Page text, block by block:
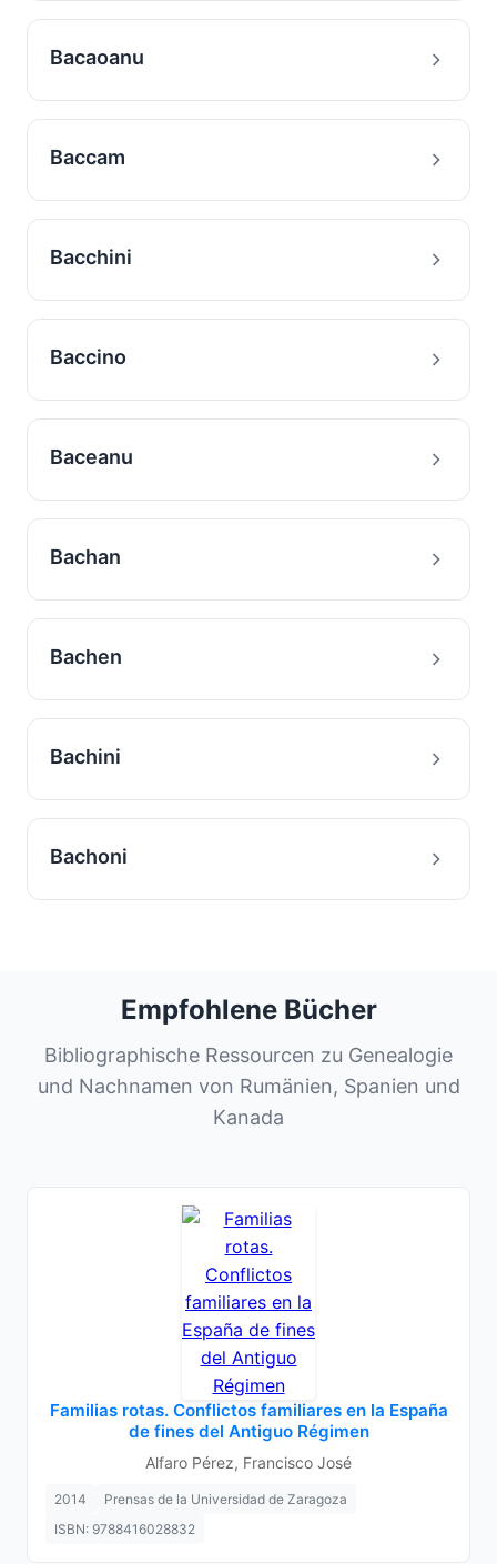
Bacaoanu
Baccam
Bacchini
Baccino
Baceanu
Bachan
Bachen
Bachini
Bachoni
Empfohlene Bücher
Bibliographische Ressourcen zu Genealogie
und Nachnamen von Rumänien, Spanien und
Kanada
Familias rotas. Conflictos familiares en la España
de fines del Antiguo Régimen
Alfaro Pérez, Francisco José
2014
Prensas de la Universidad de Zaragoza
ISBN: 9788416028832